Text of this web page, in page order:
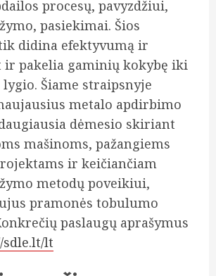
procesų, pavyzdžiui,
pasiekimai. Šios
didina efektyvumą ir
ir pakelia gaminių kokybę iki
Šiame straipsnyje
metalo apdirbimo
dėmesio skiriant
mašinoms, pažangiems
ir keičiančiam
metodų poveikiui,
pramonės tobulumo
paslaugų aprašymus
sdle.lt/lt